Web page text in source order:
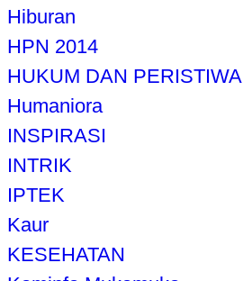
Hiburan
HPN 2014
HUKUM DAN PERISTIWA
Humaniora
INSPIRASI
INTRIK
IPTEK
Kaur
KESEHATAN